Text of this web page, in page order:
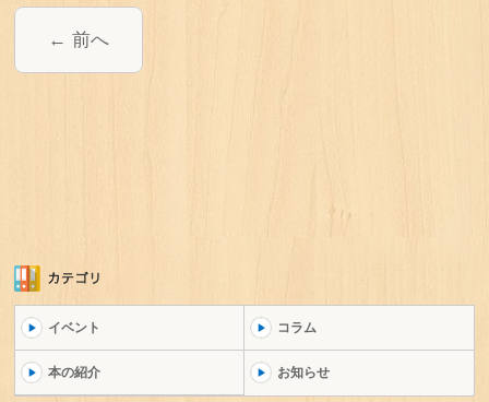
前へ
イベント コラム
本の紹介 お知らせ